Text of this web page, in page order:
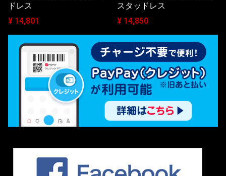
ドレス
¥ 14,801
スタッドレス
¥ 14,850